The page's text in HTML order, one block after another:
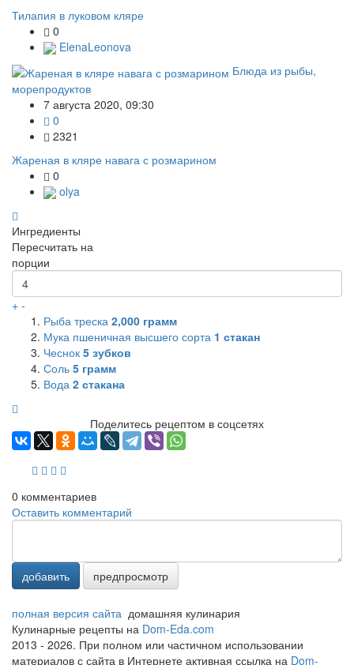
Тилапия в луковом кляре
0
ElenaLeonova
Блюда из рыбы,
морепродуктов
7 августа 2020, 09:30
0
2321
Жареная в кляре навага с розмарином
0
olya
Ингредиенты
Пересчитать на
порции
+ -
Рыба треска 2,000 грамм
Мука пшеничная высшего сорта 1 стакан
Чеснок 5 зубков
Соль 5 грамм
Вода 2 стакана
Поделитесь рецептом в соцсетях
0 комментариев
Оставить комментарий
добавить предпросмотр
полная версия сайта домашняя кулинария
Кулинарные рецепты на Dom-Eda.com
2013 - 2026. При полном или частичном использовании
материалов с сайта в Интернете активная ссылка на Dom-